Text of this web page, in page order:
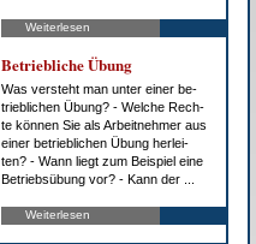
Weiterlesen
Be­trieb­li­che Übung
Was ver­steht man un­ter ei­ner be­
trieb­li­chen Übung? - Wel­che Rech­
te kön­nen Sie als Ar­beit­neh­mer aus
ei­ner be­trieb­li­chen Übung her­lei­
ten? - Wann liegt zum Bei­spiel ei­ne
Be­triebs­übung vor? - Kann der ...
Weiterlesen